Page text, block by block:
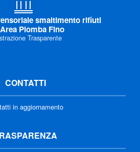
smaltimento rifiuti
Piomba Fino
Trasparente
CONTATTI
in aggiornamento